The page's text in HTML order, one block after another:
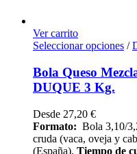
Ver carrito
Seleccionar opciones /
Bola Queso
DUQUE 3 Kg.
Desde 27,20 €
Formato: Bola 3,10/
cruda (vaca, oveja y
(España). Tiempo de